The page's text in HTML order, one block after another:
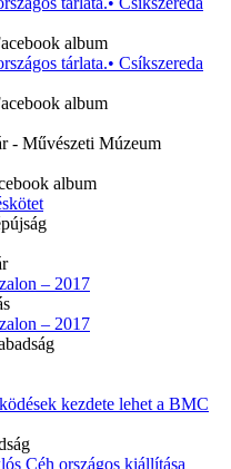
album
tárlata.• Csíkszereda
album
- Művészeti Múzeum
album
– 2017
– 2017
kezdete lehet a BMC
Céh országos kiállítása